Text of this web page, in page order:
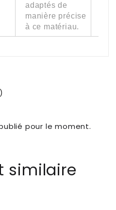
adaptés de
manière précise
à ce matériau.
pour le moment.
similaire